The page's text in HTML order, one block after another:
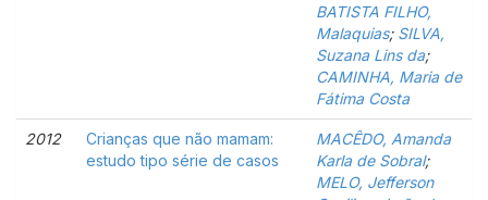
BATISTA FILHO,
Malaquias; SILVA,
Suzana Lins da;
CAMINHA, Maria de
Fátima Costa
2012
Crianças que não mamam:
estudo tipo série de casos
MACÊDO, Amanda
Karla de Sobral;
MELO, Jefferson